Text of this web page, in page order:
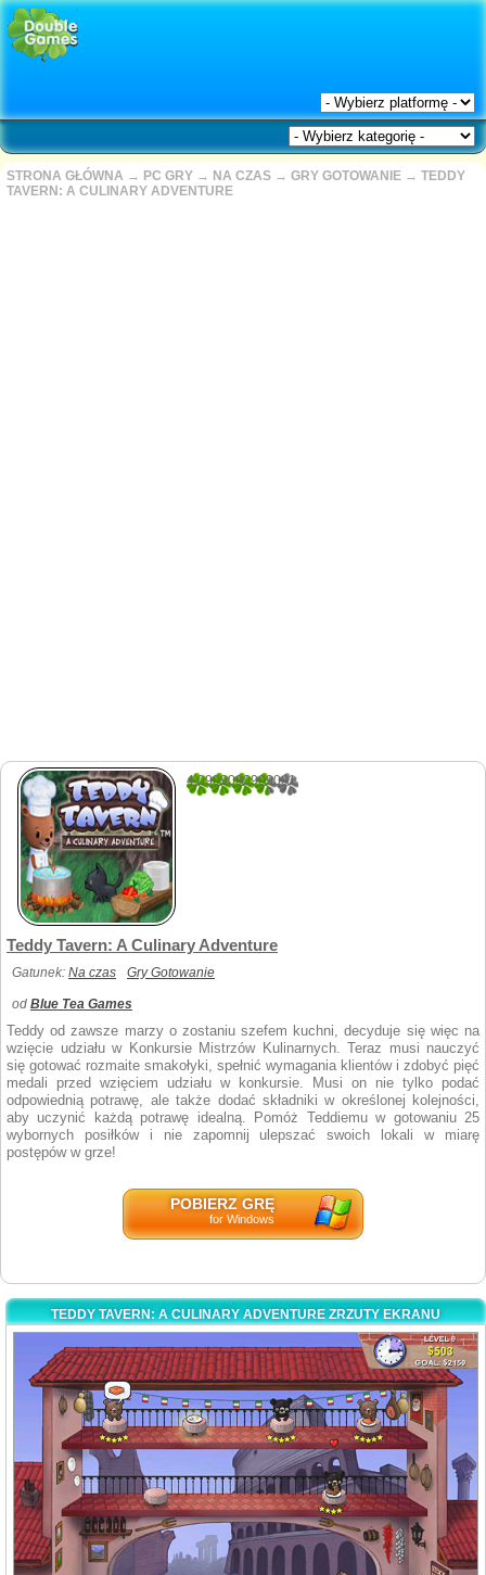
STRONA GŁÓWNA → PC GRY → NA CZAS → GRY GOTOWANIE → TEDDY
TAVERN: A CULINARY ADVENTURE
4.0909090909091
Teddy Tavern: A Culinary Adventure
Gatunek: Na czas Gry Gotowanie
od Blue Tea Games
Teddy od zawsze marzy o zostaniu szefem kuchni, decyduje się więc na
wzięcie udziału w Konkursie Mistrzów Kulinarnych. Teraz musi nauczyć
się gotować rozmaite smakołyki, spełnić wymagania klientów i zdobyć pięć
medali przed wzięciem udziału w konkursie. Musi on nie tylko podać
odpowiednią potrawę, ale także dodać składniki w określonej kolejności,
aby uczynić każdą potrawę idealną. Pomóż Teddiemu w gotowaniu 25
wybornych posiłków i nie zapomnij ulepszać swoich lokali w miarę
postępów w grze!
POBIERZ GRĘ
for Windows
TEDDY TAVERN: A CULINARY ADVENTURE ZRZUTY EKRANU